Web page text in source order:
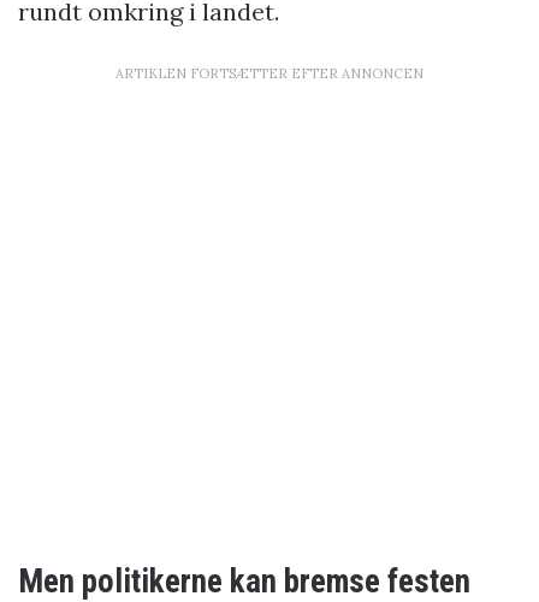
rundt omkring i landet.
ARTIKLEN FORTSÆTTER EFTER ANNONCEN
Men politikerne kan bremse festen